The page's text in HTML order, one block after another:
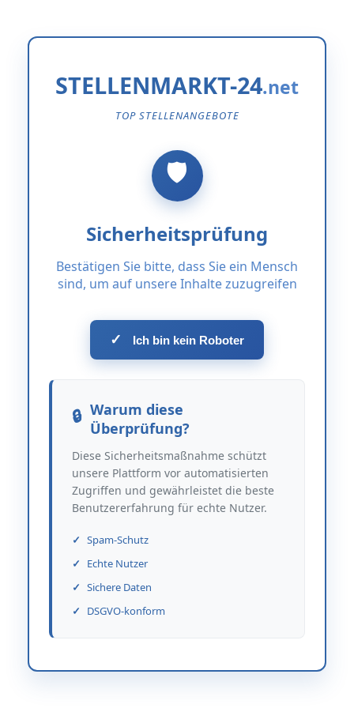
STELLENMARKT-24
TOP STELLENANGEBOTE
Sicherheitsprüfung
Bestätigen Sie bitte, dass Sie ein Mensch
sind, um auf unsere Inhalte zuzugreifen
✓ Ich bin kein Roboter
Warum diese
Überprüfung?
Diese Sicherheitsmaßnahme schützt
unsere Plattform vor automatisierten
Zugriffen und gewährleistet die beste
Benutzererfahrung für echte Nutzer.
Spam-Schutz
Echte Nutzer
Sichere Daten
DSGVO-konform